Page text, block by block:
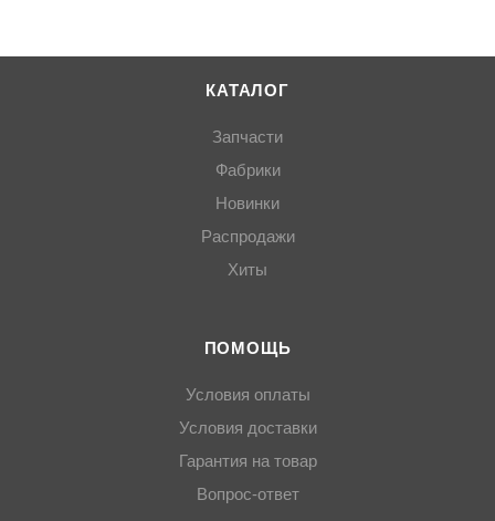
КАТАЛОГ
Запчасти
Фабрики
Новинки
Распродажи
Хиты
ПОМОЩЬ
Условия оплаты
Условия доставки
Гарантия на товар
Вопрос-ответ